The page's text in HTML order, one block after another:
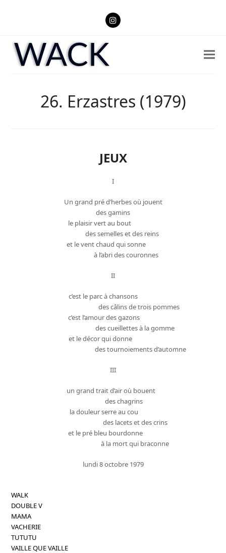
Instagram
26. Erzastres (1979)
JEUX
I
Un grand pré d’herbes où jouent
des gamins
le plaisir vert au bout
des semelles et des reins
et le vent chaud qui sonne
à l’abri des couronnes
II
c’est le parc à chansons
des câlins de trois pommes
c’est l’amour des gazons
des cueillettes à la gomme
et le décor qui donne
des tournoiements d’automne
III
un grand trait d’air où bouent
des chagrins
la douleur serre au cou
des lacets et des crins
et le pré bleu bourdonne
à la mort qui braconne
lundi 8 octobre 1979
WALK
DOUBLE V
MAMA
VACHERIE
TUTUTU
VAILLE QUE VAILLE